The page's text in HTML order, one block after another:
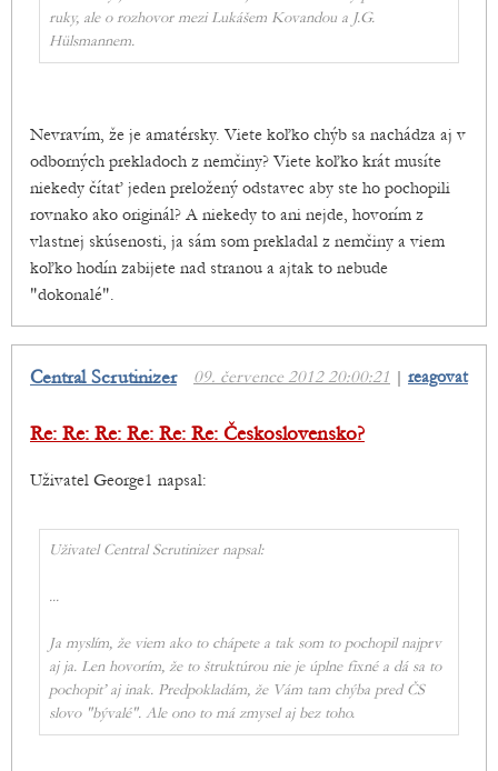
ruky, ale o rozhovor mezi Lukášem Kovandou a J.G.
Hülsmannem.
Nevravím, že je amatérsky. Viete koľko chýb sa nachádza aj v
odborných prekladoch z nemčiny? Viete koľko krát musíte
niekedy čítať jeden preložený odstavec aby ste ho pochopili
rovnako ako originál? A niekedy to ani nejde, hovorím z
vlastnej skúsenosti, ja sám som prekladal z nemčiny a viem
koľko hodín zabijete nad stranou a ajtak to nebude
"dokonalé".
09. července 2012 20:00:21 | reagovat
Central Scrutinizer
Re: Re: Re: Re: Re: Re: Československo?
Uživatel George1 napsal:
Uživatel Central Scrutinizer napsal:
...
Ja myslím, že viem ako to chápete a tak som to pochopil najprv
aj ja. Len hovorím, že to štruktúrou nie je úplne fixné a dá sa to
pochopiť aj inak. Predpokladám, že Vám tam chýba pred ČS
slovo "bývalé". Ale ono to má zmysel aj bez toho.